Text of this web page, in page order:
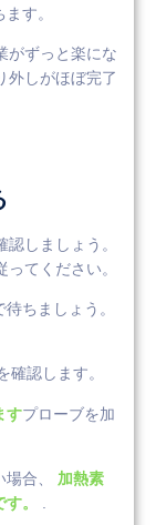
す。
がずっと楽にな
外しがほぼ完了
しましょう。
てください。
ちましょう。
確認します。
すプローブを加
合、 加熱素
。